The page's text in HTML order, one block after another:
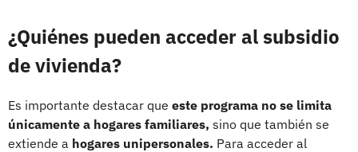
¿Quiénes pueden acceder al subsidio
de vivienda?
Es importante destacar que este programa no se limita
únicamente a hogares familiares, sino que también se
extiende a hogares unipersonales. Para acceder al